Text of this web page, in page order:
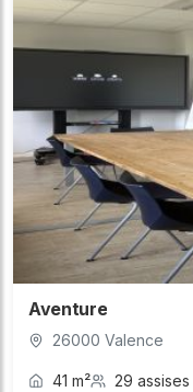
Aventure
26000 Valence
41 m² 29 assises